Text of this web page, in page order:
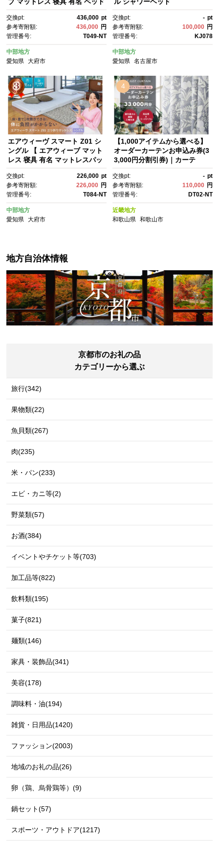
ブ マットレス 寝具 有名 ベッド
性抜群 エアウィーヴ まっとれ
す 洗える エアウイーヴ エアー
ウィーヴ ギフト ベット エアウ
ィーブ しんぐ airweave エアウ
ィーブマットレス エアウィー
ヴ エアウィーヴ エアウィー
ヴ エアウィーブ エアウィー
ブ マットレス 】
交換pt: 436,000 pt
参考寄附額:
436,000 円
管理番号:
T049-NT
中部地方
愛知県
大府市
ル シャワーヘッド
交換pt: - pt
参考寄附額:
100,000 円
管理番号:
KJ078
中部地方
愛知県 名古屋市
エアウィーヴ スマート Z01 シ
ングル 【 エアウィーブ マット
レス 寝具 有名 マットレスパッ
アウィーヴ まっとれす 洗え
る エアウイーヴ エアーウィー
ヴ ギフト 三つ折り エアウィー
ブ しんぐ mattress airweav
e エアウィーブマットレス エア
ウィーヴ エアウィーヴ エアウ
交換pt: 226,000 pt
参考寄附額:
226,000 円
管理番号:
T084-NT
中部地方
愛知県
大府市
4
【1,000アイテムから選べる】
オーダーカーテンお申込み券(3
3,000円分割引券)｜カーテ
ト インテリア カーテン オーダ
ーメイド 窓装飾 人気 おすす
め カーテン生地 遮光 防音 採
寸 リビング 寝室 送料無料
交換pt: - pt
参考寄附額:
110,000 円
管理番号:
DT02-NT
近畿地方
和歌山県 和歌山市
地方自治体情報
京都市のお礼の品
カテゴリーから選ぶ
旅行(342)
果物類(22)
魚貝類(267)
肉(235)
米・パン(233)
エビ・カニ等(2)
野菜類(57)
お酒(384)
イベントやチケット等(703)
加工品等(822)
飲料類(195)
菓子(821)
麺類(146)
家具・装飾品(341)
美容(178)
調味料・油(194)
雑貨・日用品(1420)
ファッション(2003)
地域のお礼の品(26)
卵（鶏、烏骨鶏等）(9)
鍋セット(57)
スポーツ・アウトドア(1217)